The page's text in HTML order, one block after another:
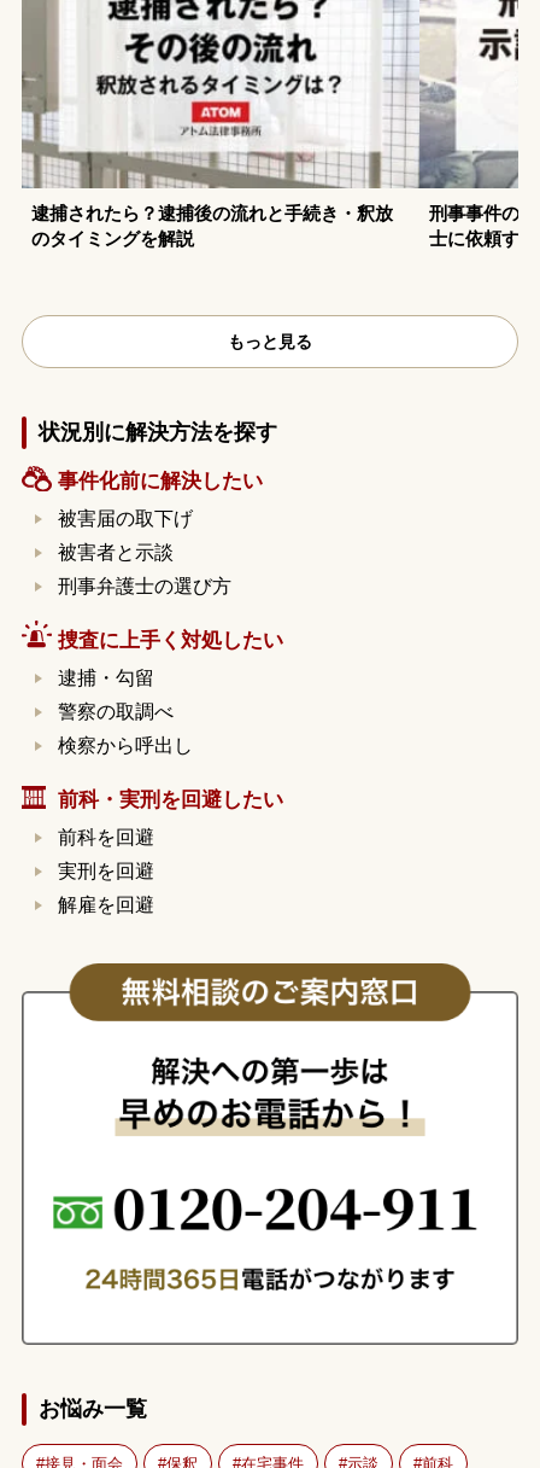
逮捕されたら？逮捕後の流れと手続き・釈放
のタイミングを解説
刑事事件の
士に依頼す
もっと見る
状況別に解決方法を探す
事件化前に解決したい
被害届の取下げ
被害者と示談
刑事弁護士の選び方
捜査に上手く対処したい
逮捕・勾留
警察の取調べ
検察から呼出し
前科・実刑を回避したい
前科を回避
実刑を回避
解雇を回避
お悩み一覧
接見・面会 保釈 在宅事件 示談 前科